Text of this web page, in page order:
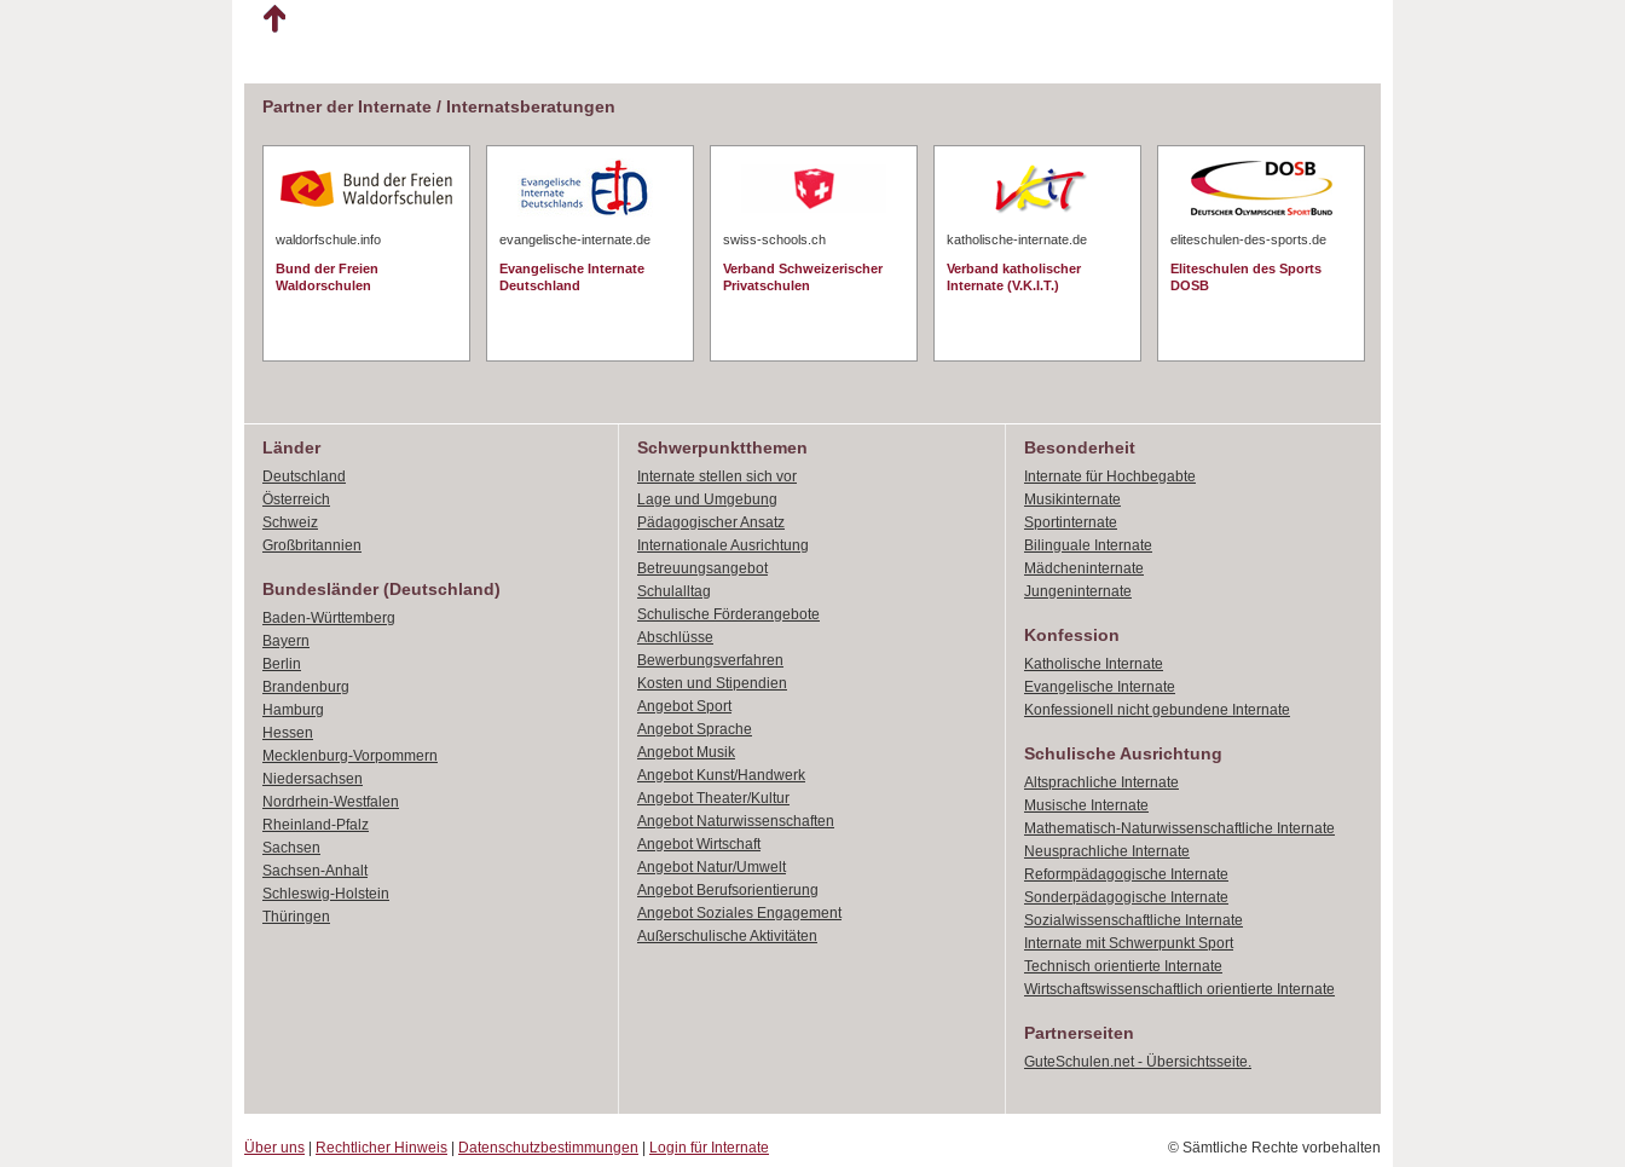
Partner der Internate / Internatsberatungen
waldorfschule.info
Bund der Freien
Waldorschulen
evangelische-internate.de
Evangelische Internate
Deutschland
swiss-schools.ch
Verband Schweizerischer
Privatschulen
katholische-internate.de
Verband katholischer
Internate (V.K.I.T.)
eliteschulen-des-sports.de
Eliteschulen des Sports
DOSB
Länder
Deutschland
Österreich
Schweiz
Großbritannien
Bundesländer (Deutschland)
Baden-Württemberg
Bayern
Berlin
Brandenburg
Hamburg
Hessen
Mecklenburg-Vorpommern
Niedersachsen
Nordrhein-Westfalen
Rheinland-Pfalz
Sachsen
Sachsen-Anhalt
Schleswig-Holstein
Thüringen
Schwerpunktthemen
Internate stellen sich vor
Lage und Umgebung
Pädagogischer Ansatz
Internationale Ausrichtung
Betreuungsangebot
Schulalltag
Schulische Förderangebote
Abschlüsse
Bewerbungsverfahren
Kosten und Stipendien
Angebot Sport
Angebot Sprache
Angebot Musik
Angebot Kunst/Handwerk
Angebot Theater/Kultur
Angebot Naturwissenschaften
Angebot Wirtschaft
Angebot Natur/Umwelt
Angebot Berufsorientierung
Angebot Soziales Engagement
Außerschulische Aktivitäten
Besonderheit
Internate für Hochbegabte
Musikinternate
Sportinternate
Bilinguale Internate
Mädcheninternate
Jungeninternate
Konfession
Katholische Internate
Evangelische Internate
Konfessionell nicht gebundene Internate
Schulische Ausrichtung
Altsprachliche Internate
Musische Internate
Mathematisch-Naturwissenschaftliche Internate
Neusprachliche Internate
Reformpädagogische Internate
Sonderpädagogische Internate
Sozialwissenschaftliche Internate
Internate mit Schwerpunkt Sport
Technisch orientierte Internate
Wirtschaftswissenschaftlich orientierte Internate
Partnerseiten
GuteSchulen.net - Übersichtsseite.
Über uns Rechtlicher Hinweis Datenschutzbestimmungen Login für Internate © Sämtliche Rechte vorbehalten